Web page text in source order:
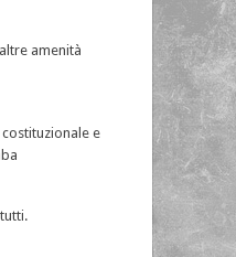
amenità
e